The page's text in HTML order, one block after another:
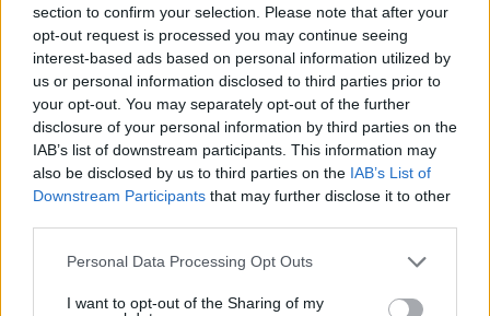
section to confirm your selection. Please note that after your
opt-out request is processed you may continue seeing
interest-based ads based on personal information utilized by
us or personal information disclosed to third parties prior to
your opt-out. You may separately opt-out of the further
disclosure of your personal information by third parties on the
IAB’s list of downstream participants. This information may
also be disclosed by us to third parties on the IAB’s List of
Downstream Participants that may further disclose it to other
Please note that this website/app uses one or more Google
not limited to your visit or usage behaviour. You may click to
Personal Data Processing Opt Outs
I want to opt-out of the Sharing of my
decisioni influenzano non solo il tuo business, ma
anche l’ambiente e la comunità circostante.
Lavorare per un equilibrio è essenziale. Non
dimenticare che ogni azione ha una reazione, e
nel mondo delle startup, questa regola è ancora
più vera.<\/p>
AUTORE